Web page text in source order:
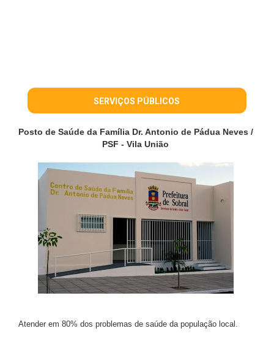
SERVIÇOS PÚBLICOS
Posto de Saúde da Família Dr. Antonio de Pádua Neves /
PSF - Vila União
Atender em 80% dos problemas de saúde da população local.